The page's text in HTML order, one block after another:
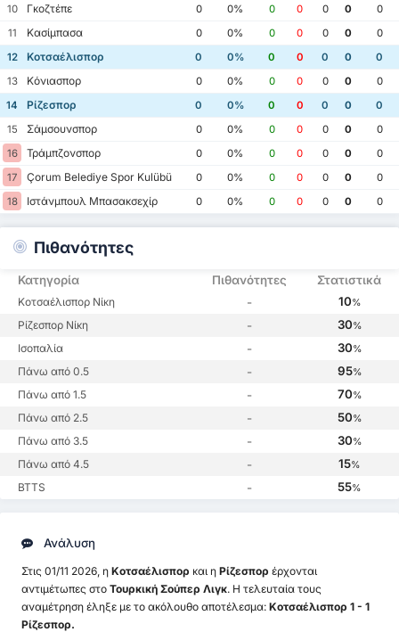
10
Γκοζτέπε 0 0% 0 0 0 0
0
11
Κασίμπασα 0 0% 0 0 0 0
0
12
Κοτσαέλισπορ 0 0% 0 0 0 0
0
13
Κόνιασπορ 0 0% 0 0 0 0
0
14
Ρίζεσπορ 0 0% 0 0 0 0
0
15
Σάμσουνσπορ 0 0% 0 0 0 0
0
16
Τράμπζονσπορ 0 0% 0 0 0 0
0
17
Çorum Belediye Spor Kulübü 0 0% 0 0 0 0
0
18
Ιστάνμπουλ Μπασακσεχίρ 0 0% 0 0 0 0 0
Πιθανότητες
Κατηγορία Πιθανότητες Στατιστικά
Κοτσαέλισπορ Νίκη - 10%
Ρίζεσπορ Νίκη - 30%
Ισοπαλία - 30%
Πάνω από 0.5 - 95%
Πάνω από 1.5 - 70%
Πάνω από 2.5 - 50%
Πάνω από 3.5 - 30%
Πάνω από 4.5 - 15%
BTTS - 55%
Ανάλυση
Στις 01/11 2026, η Κοτσαέλισπορ και η Ρίζεσπορ έρχονται
αντιμέτωπες στο Τουρκική Σούπερ Λιγκ. Η τελευταία τους
αναμέτρηση έληξε με το ακόλουθο αποτέλεσμα: Κοτσαέλισπορ 1 - 1
Ρίζεσπορ.